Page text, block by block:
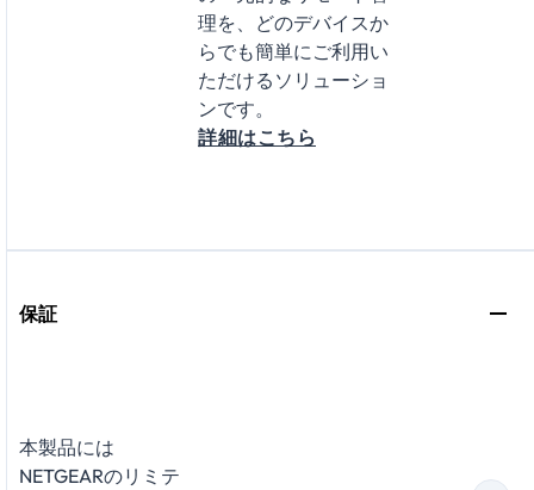
理を、どのデバイスか
らでも簡単にご利用い
ただけるソリューショ
ンです。
詳細はこちら
保証
本製品には
NETGEARのリミテ